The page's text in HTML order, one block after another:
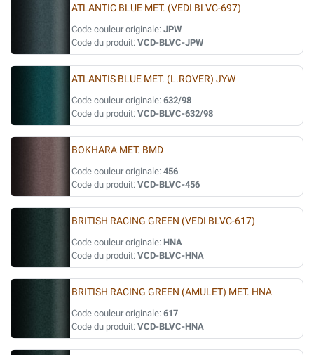
ATLANTIC BLUE MET. (VEDI BLVC-697)
Code couleur originale: JPW
Code du produit: VCD-BLVC-JPW
ATLANTIS BLUE MET. (L.ROVER) JYW
Code couleur originale: 632/98
Code du produit: VCD-BLVC-632/98
BOKHARA MET. BMD
Code couleur originale: 456
Code du produit: VCD-BLVC-456
BRITISH RACING GREEN (VEDI BLVC-617)
Code couleur originale: HNA
Code du produit: VCD-BLVC-HNA
BRITISH RACING GREEN (AMULET) MET. HNA
Code couleur originale: 617
Code du produit: VCD-BLVC-HNA